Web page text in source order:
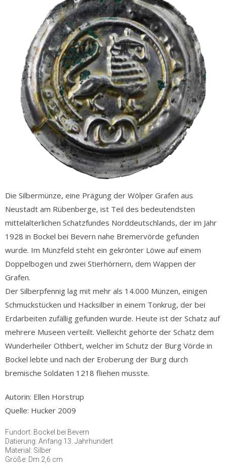
Die Silbermünze, eine Prägung der Wölper Grafen aus
Neustadt am Rübenberge, ist Teil des bedeutendsten
mittelalterlichen Schatzfundes Norddeutschlands, der im Jahr
1928 in Bockel bei Bevern nahe Bremervörde gefunden
wurde. Im Münzfeld steht ein gekrönter Löwe auf einem
Doppelbogen und zwei Stierhörnern, dem Wappen der
Grafen.
Der Silberpfennig lag mit mehr als 14.000 Münzen, einigen
Schmuckstücken und Hacksilber in einem Tonkrug, der bei
Erdarbeiten zufällig gefunden wurde. Heute ist der Schatz auf
mehrere Museen verteilt. Vielleicht gehörte der Schatz dem
Wunderheiler Othbert, welcher im Schutz der Burg Vörde in
Bockel lebte und nach der Eroberung der Burg durch
bremische Soldaten 1218 fliehen musste.
Autorin: Ellen Horstrup
Quelle: Hucker 2009
Fundort: Bockel bei Bevern
Datierung: Anfang 13. Jahrhundert
Material: Silber
Größe: Dm 2,6 cm